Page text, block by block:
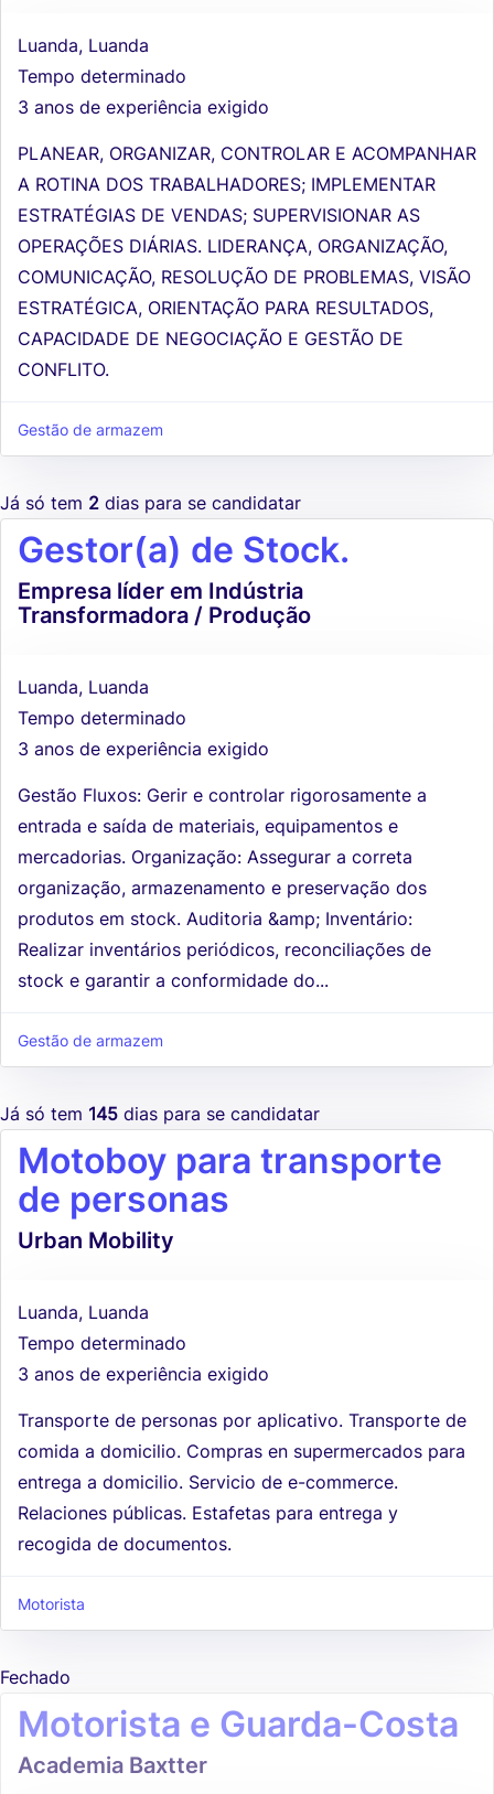
Luanda, Luanda
Tempo determinado
3 anos de experiência exigido
PLANEAR, ORGANIZAR, CONTROLAR E ACOMPANHAR
A ROTINA DOS TRABALHADORES; IMPLEMENTAR
ESTRATÉGIAS DE VENDAS; SUPERVISIONAR AS
OPERAÇÕES DIÁRIAS. LIDERANÇA, ORGANIZAÇÃO,
COMUNICAÇÃO, RESOLUÇÃO DE PROBLEMAS, VISÃO
ESTRATÉGICA, ORIENTAÇÃO PARA RESULTADOS,
CAPACIDADE DE NEGOCIAÇÃO E GESTÃO DE
CONFLITO.
Gestão de armazem
Já só tem 2 dias para se candidatar
Gestor(a) de Stock.
Empresa líder em Indústria
Transformadora / Produção
Luanda, Luanda
Tempo determinado
3 anos de experiência exigido
Gestão Fluxos: Gerir e controlar rigorosamente a
entrada e saída de materiais, equipamentos e
mercadorias. Organização: Assegurar a correta
organização, armazenamento e preservação dos
produtos em stock. Auditoria &amp; Inventário:
Realizar inventários periódicos, reconciliações de
stock e garantir a conformidade do...
Gestão de armazem
Já só tem 145 dias para se candidatar
Motoboy para transporte
de personas
Urban Mobility
Luanda, Luanda
Tempo determinado
3 anos de experiência exigido
Transporte de personas por aplicativo. Transporte de
comida a domicilio. Compras en supermercados para
entrega a domicilio. Servicio de e-commerce.
Relaciones públicas. Estafetas para entrega y
recogida de documentos.
Motorista
Fechado
Motorista e Guarda-Costa
Academia Baxtter